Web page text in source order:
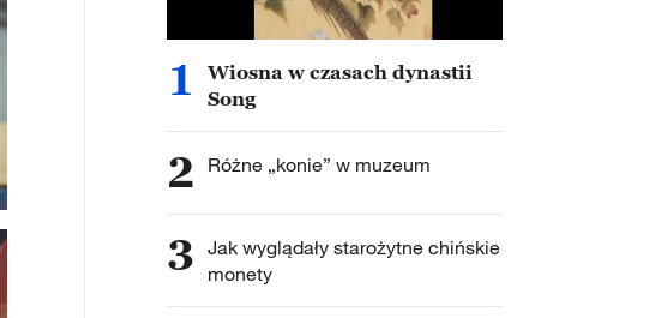
1
Wiosna w czasach dynastii
Song
2 Różne „konie” w muzeum
3 Jak wyglądały starożytne chińskie
monety